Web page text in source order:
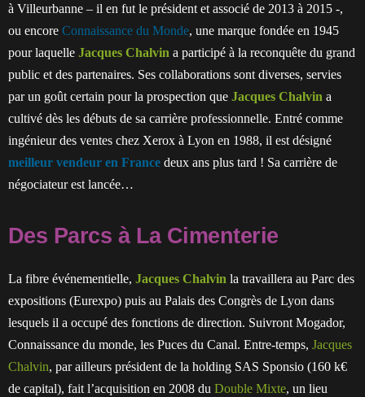
à Villeurbanne – il en fut le président et associé de 2013 à 2015 -,
ou encore Connaissance du Monde, une marque fondée en 1945
pour laquelle Jacques Chalvin a participé à la reconquête du grand
public et des partenaires. Ses collaborations sont diverses, servies
par un goût certain pour la prospection que Jacques Chalvin a
cultivé dès les débuts de sa carrière professionnelle. Entré comme
ingénieur des ventes chez Xerox à Lyon en 1988, il est désigné
meilleur vendeur en France deux ans plus tard ! Sa carrière de
négociateur est lancée…
Des Parcs à La Cimenterie
La fibre événementielle, Jacques Chalvin la travaillera au Parc des
expositions (Eurexpo) puis au Palais des Congrès de Lyon dans
lesquels il a occupé des fonctions de direction. Suivront Mogador,
Connaissance du monde, les Puces du Canal. Entre-temps, Jacques
Chalvin, par ailleurs président de la holding SAS Sponsio (160 k€
de capital), fait l’acquisition en 2008 du Double Mixte, un lieu